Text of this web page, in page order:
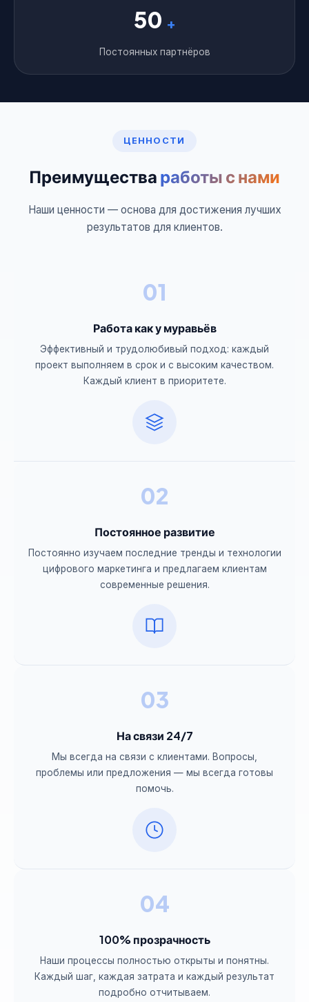
50 +
Постоянных партнёров
ЦЕННОСТИ
Преимущества работы с нами
Наши ценности — основа для достижения лучших
результатов для клиентов.
01
Работа как у муравьёв
Эффективный и трудолюбивый подход: каждый
проект выполняем в срок и с высоким качеством.
Каждый клиент в приоритете.
02
Постоянное развитие
Постоянно изучаем последние тренды и технологии
цифрового маркетинга и предлагаем клиентам
современные решения.
03
На связи 24/7
Мы всегда на связи с клиентами. Вопросы,
проблемы или предложения — мы всегда готовы
помочь.
04
100% прозрачность
Наши процессы полностью открыты и понятны.
Каждый шаг, каждая затрата и каждый результат
подробно отчитываем.